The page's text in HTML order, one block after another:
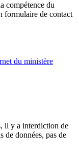
compétence du
formulaire de contact
du ministère
il y a interdiction de
de données, pas de